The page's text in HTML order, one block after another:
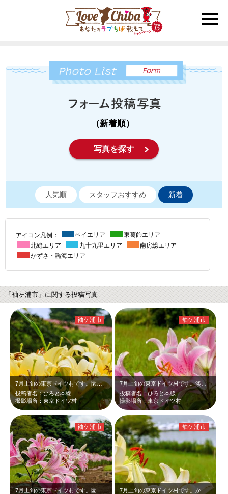
toggle
（新着順）
写真を探す
人気順 スタッフおすすめ 新着
アイコン凡例： ベイエリア
東葛飾エリア
北総エリア
九十九里エリア
南房総エリア
かずさ・臨海エリア
「袖ヶ浦市」に関する投稿写真
7月上旬の東京ドイツ村です。園内に沿って一列に植えられた、淡い黄色いユリが、深…
投稿者名：ひろと本線
撮影場所：東京ドイツ村
袖ケ浦市
7月上旬の東京ドイツ村です。淡いピンクのユリが、かも池に浮かぶスワンボートと深…
投稿者名：ひろと本線
撮影場所：東京ドイツ村
袖ケ浦市
袖ケ浦市
7月上旬の東京ドイツ村です。かも池をバックに咲く、淡い黄色いユリが、深緑に映え…
袖ケ浦市